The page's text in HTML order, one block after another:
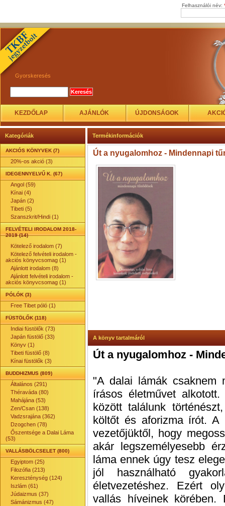
Felhasználói név:
Gyorskeresés
KEZDŐLAP AJÁNLÓK ÚJDONSÁGOK
Kategóriák
AKCIÓS KÖNYVEK (7)
20%-os akció (3)
IDEGENNYELVŰ K. (67)
Angol (59)
Kínai (4)
Japán (2)
Tibeti (5)
Szanszkrit/Hindi (1)
FELVÉTELI IRODALOM 2018-
2019 (14)
Kötelező irodalom (7)
Kötelező felvételi irodalom -
akciós könyvcsomag (1)
Ajánlott irodalom (8)
Ajánlott felvételi irodalom -
akciós könyvcsomag (1)
PÓLÓK (3)
Free Tibet póló (1)
FÜSTÖLŐK (118)
Indiai füstölők (73)
Japán füstölő (33)
Könyv (1)
Tibeti füstölő (8)
Kínai füstölők (3)
BUDDHIZMUS (809)
Általános (291)
Théraváda (80)
Mahájána (53)
Zen/Csan (138)
Vadzsrajána (362)
Dzogchen (78)
Őszentsége a Dalai Láma
(53)
VALLÁSBÖLCSELET (800)
Egyiptom (25)
Filozófia (213)
Kereszténység (124)
Iszlám (61)
Júdaizmus (37)
Sámánizmus (47)
Termékinformációk
Út a nyugalomhoz - Mindennapi
A könyv tartalmáról
Út a nyugalomhoz -
"A dalai lámák csaknem
írásos életművet
között találunk
költőt és aforizma írót. A
vezetőjüktől, hogy
akár legszemélyesebb
láma ennek úgy tesz
jól használható
életvezetéshez. Ezért
vallás híveinek körében.